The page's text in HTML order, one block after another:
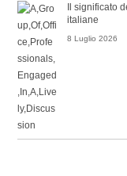
Il significato
italiane
8 Luglio 2026